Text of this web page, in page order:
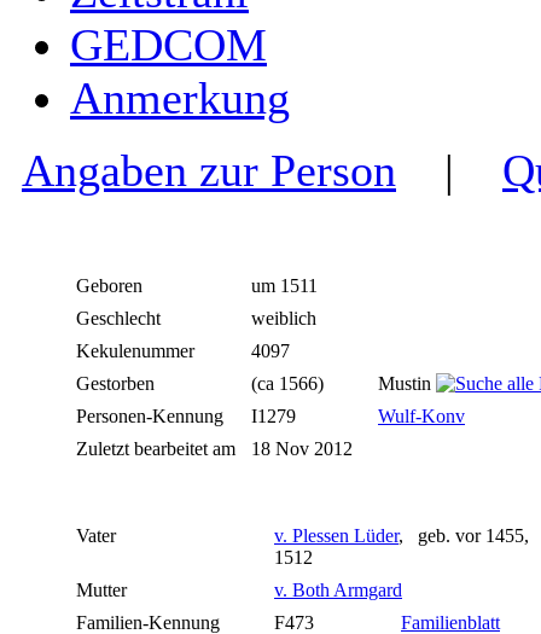
GEDCOM
Anmerkung
Angaben zur Person |
Geboren
um 1511
Geschlecht
weiblich
Kekulenummer
4097
Gestorben
(ca 1566)
Mustin
Personen-Kennung
I1279
Wulf-Konv
Zuletzt bearbeitet am
18 Nov 2012
Vater v. Plessen Lüder, geb. vor 1455,
1512
Mutter
v. Both Armgard
Familien-Kennung
F473 Familienblatt